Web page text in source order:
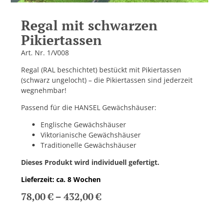
Regal mit schwarzen
Pikiertassen
Art. Nr. 1/V008
Regal (RAL beschichtet) bestückt mit Pikiertassen
(schwarz ungelocht) – die Pikiertassen sind jederzeit
wegnehmbar!
Passend für die HANSEL Gewächshäuser:
Englische Gewächshäuser
Viktorianische Gewächshäuser
Traditionelle Gewächshäuser
Dieses Produkt wird individuell gefertigt.
Lieferzeit: ca. 8 Wochen
78,00€– 432,00€